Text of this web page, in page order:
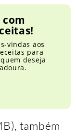
vindas aos
para
deseja
também